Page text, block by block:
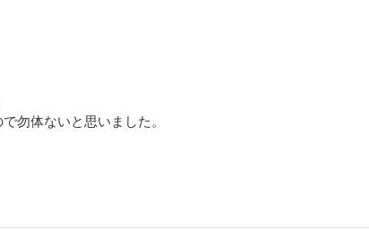
勿体ないと思いました。